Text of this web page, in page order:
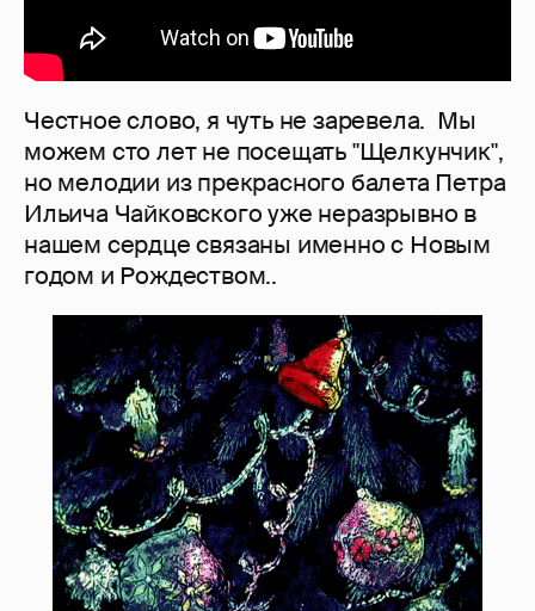
Честное слово, я чуть не заревела. Мы
можем сто лет не посещать "Щелкунчик",
но мелодии из прекрасного балета Петра
Ильича Чайковского уже неразрывно в
нашем сердце связаны именно с Новым
годом и Рождеством..